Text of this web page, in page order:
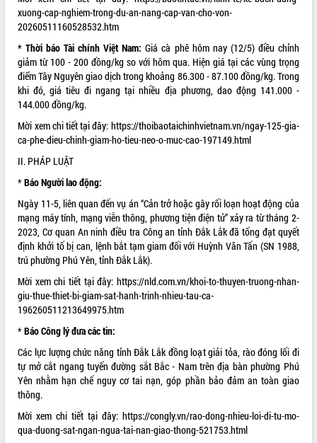
Nam Anh hùng” và trao Huân chương
Lao động
UBND tỉnh Đắk Lắk triển khai nhiệm
vụ 6 tháng cuối năm 2026
Kỳ họp thứ Hai, Hội đồng nhân dân
tỉnh khóa XI quyết nghị nhiều nội dung
quan trọng
Bí thư Tỉnh ủy Lương Nguyễn Minh
Triết thăm, tặng quà người có công với
cách mạng
Rà soát, hoàn thiện hệ thống thiết chế
văn hóa, thể thao đáp ứng yêu cầu
Thường trực HĐND tỉnh Đắk Lắk gặp
mặt Đoàn chuyên gia y tế TP. Hồ Chí
Minh
Lễ truy điệu và an táng hài cốt liệt sĩ
Bàn giải pháp tháo gỡ khó khăn trong
xuất khẩu sầu riêng và triển khai quy
Thứ trưởng Bộ Nông nghiệp và Môi
trường Nguyễn Hoàng Hiệp khảo sát
vùng trồng và doanh nghiệp đóng gói
sầu riêng tại Đắk Lắk
Trình diễn nghệ thuật chế biến các
món ăn từ sầu riêng
Đắk Lắk công bố Quy hoạch và xúc
LIÊN KẾT WEB
THỐNG KÊ TRUY CẬP
Hôm nay:
30326
Tất cả: 66043066
xuong-cap-nghiem-trong-du-an-nang-cap-van-cho-von-
20260511160528532.htm
* Thời báo Tài chính Việt Nam:Giá cà phê hôm nay (12/5) điều chỉnh
giảm từ 100 - 200 đồng/kg so với hôm qua. Hiện giá tại các vùng trọng
điểm Tây Nguyên giao dịch trong khoảng 86.300 - 87.100 đồng/kg. Trong
khi đó, giá tiêu đi ngang tại nhiều địa phương, dao động 141.000 -
144.000 đồng/kg.
Mời xem chi tiết tại đây: https://thoibaotaichinhvietnam.vn/ngay-125-gia-
ca-phe-dieu-chinh-giam-ho-tieu-neo-o-muc-cao-197149.html
II. PHÁP LUẬT
*Báo Người lao động:
Ngày 11-5, liên quan đến vụ án “Cản trở hoặc gây rối loạn hoạt động của
mạng máy tính, mạng viễn thông, phương tiện điện tử” xảy ra từ tháng 2-
2023, Cơ quan An ninh điều tra Công an tỉnh Đắk Lắk đã tống đạt quyết
định khởi tố bị can, lệnh bắt tạm giam đối với Huỳnh Văn Tấn (SN 1988,
trú phường Phú Yên, tỉnh Đắk Lắk).
Mời xem chi tiết tại đây: https://nld.com.vn/khoi-to-thuyen-truong-nhan-
giu-thue-thiet-bi-giam-sat-hanh-trinh-nhieu-tau-ca-
196260511213649975.htm
*Báo Công lý đưa các tin:
Các lực lượng chức năng tỉnh Đắk Lắk đồng loạt giải tỏa, rào đóng lối đi
tự mở cắt ngang tuyến đường sắt Bắc - Nam trên địa bàn phường Phú
Yên nhằm hạn chế nguy cơ tai nạn, góp phần bảo đảm an toàn giao
thông.
Mời xem chi tiết tại đây: https://congly.vn/rao-dong-nhieu-loi-di-tu-mo-
qua-duong-sat-ngan-ngua-tai-nan-giao-thong-521753.html